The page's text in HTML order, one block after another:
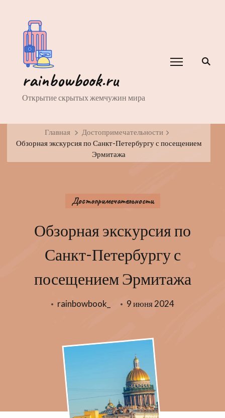
rainbowbook.ru
Открытие скрытых жемчужин мира
Главная
Достопримечательности
Обзорная экскурсия по Санкт-Петербургу с посещением
Эрмитажа
Достопримечательности
Обзорная экскурсия по
Санкт-Петербургу с
посещением Эрмитажа
rainbowbook_ 9 июня 2024